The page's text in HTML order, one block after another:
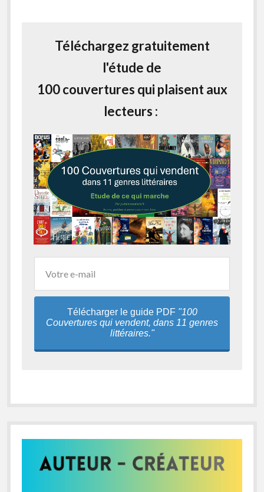
Téléchargez gratuitement
l'étude de
100 couvertures qui plaisent aux
lecteurs :
Télécharger le guide PDF "100
Couvertures qui vendent, dans 11 genres
littéraires."